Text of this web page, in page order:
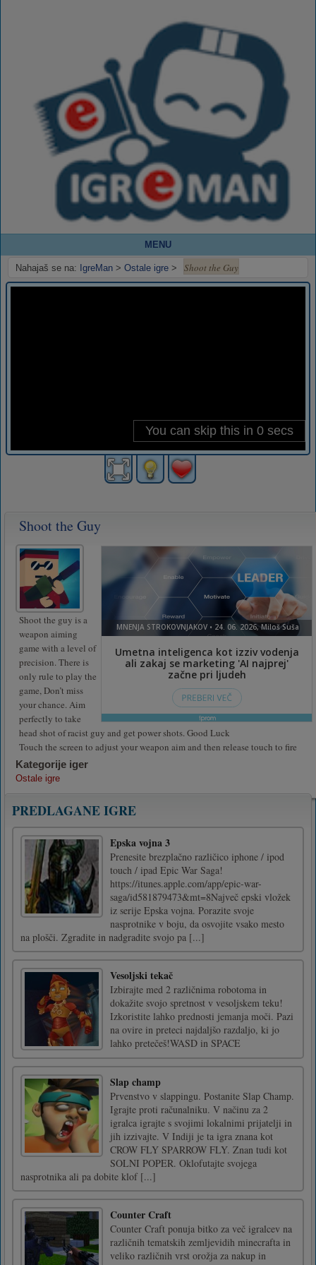
MENU
Nahajaš se na: IgreMan > Ostale igre > Shoot the Guy
Shoot the Guy
Shoot the guy is a
weapon aiming
game with a level of
precision. There is
only rule to play the
game, Don’t miss
your chance. Aim
perfectly to take
head shot of racist guy and get power shots. Good Luck
Touch the screen to adjust your weapon aim and then release touch to fire
Kategorije iger
Ostale igre
PREDLAGANE IGRE
Epska vojna 3
Prenesite brezplačno različico iphone / ipod
touch / ipad Epic War Saga!
https://itunes.apple.com/app/epic-war-
saga/id581879473&mt=8Največ epski vložek
iz serije Epska vojna. Porazite svoje
nasprotnike v boju, da osvojite vsako mesto
na plošči. Zgradite in nadgradite svojo pa [...]
Vesoljski tekač
Izbirajte med 2 različnima robotoma in
dokažite svojo spretnost v vesoljskem teku!
Izkoristite lahko prednosti jemanja moči. Pazi
na ovire in preteci najdaljšo razdaljo, ki jo
lahko pretečeš!WASD in SPACE
Slap champ
Prvenstvo v slappingu. Postanite Slap Champ.
Igrajte proti računalniku. V načinu za 2
igralca igrajte s svojimi lokalnimi prijatelji in
jih izzivajte. V Indiji je ta igra znana kot
CROW FLY SPARROW FLY. Znan tudi kot
SOLNI POPER. Oklofutajte svojega
nasprotnika ali pa dobite klof [...]
Counter Craft
Counter Craft ponuja bitko za več igralcev na
različnih tematskih zemljevidih minecrafta in
veliko različnih vrst orožja za nakup in